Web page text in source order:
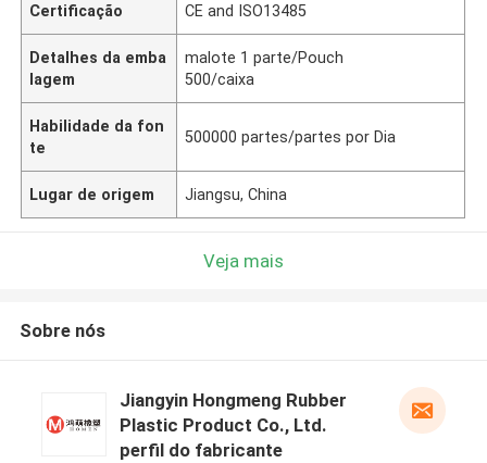
Certificação CE and ISO13485
Detalhes da emba
lagem
malote 1 parte/Pouch
500/caixa
Habilidade da fon
te
500000 partes/partes por Dia
Lugar de origem Jiangsu, China
Veja mais
Sobre nós
Jiangyin Hongmeng Rubber
Plastic Product Co., Ltd.
perfil do fabricante